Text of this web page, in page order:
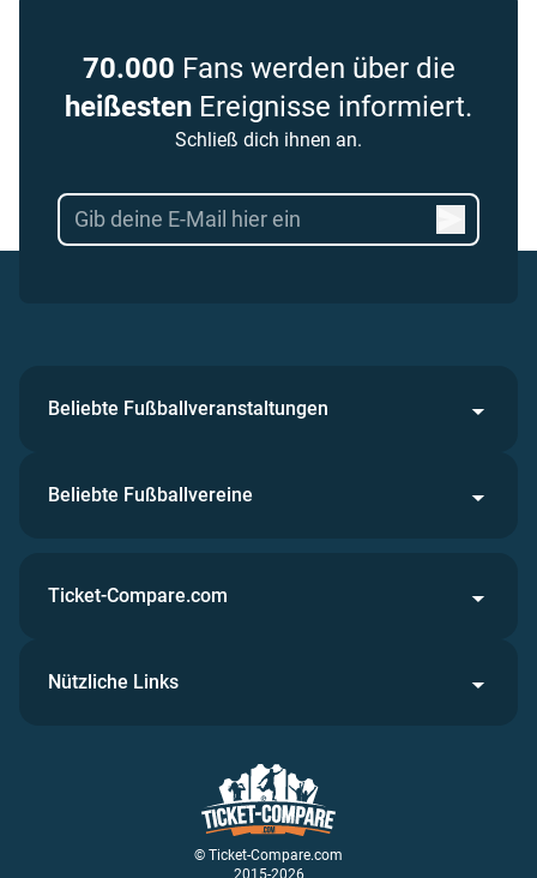
70.000 Fans werden über die
heißesten Ereignisse informiert.
Schließ dich ihnen an.
Beliebte Fußballveranstaltungen
Beliebte Fußballvereine
© Ticket-Compare.com
2015-2026
Ticket-Compare.com
Nützliche Links